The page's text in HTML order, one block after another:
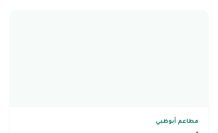
مطاعم أبوظبي